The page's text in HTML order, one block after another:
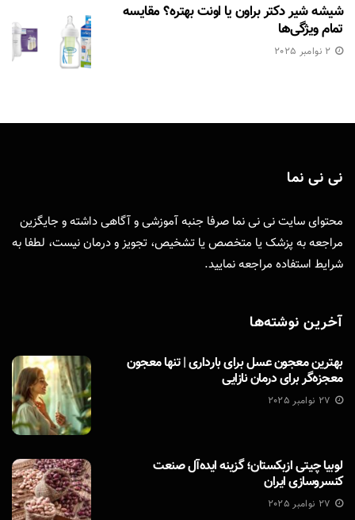
شیشه شیر دکتر براون یا اونت بهتره؟ مقایسه
تمام ویژگی‌ها
2 نوامبر 2025
نی نی نما
محتوای سایت نی نی نما صرفا جنبه آموزشی و آگاهی داشته و جایگزین
مراجعه به پزشک یا متخصص یا تشخیص، تجویز و درمان نیست، لطفا به
شرایط استفاده مراجعه نمایید.
آخرین نوشته‌ها
بهترین معجون عسل برای بارداری | تنها معجون
معجزه‌گر برای درمان نازایی
27 نوامبر 2025
لوبیا چیتی ازبکستان؛ گزینه ایده‌آل صنعت
کنسروسازی ایران
27 نوامبر 2025